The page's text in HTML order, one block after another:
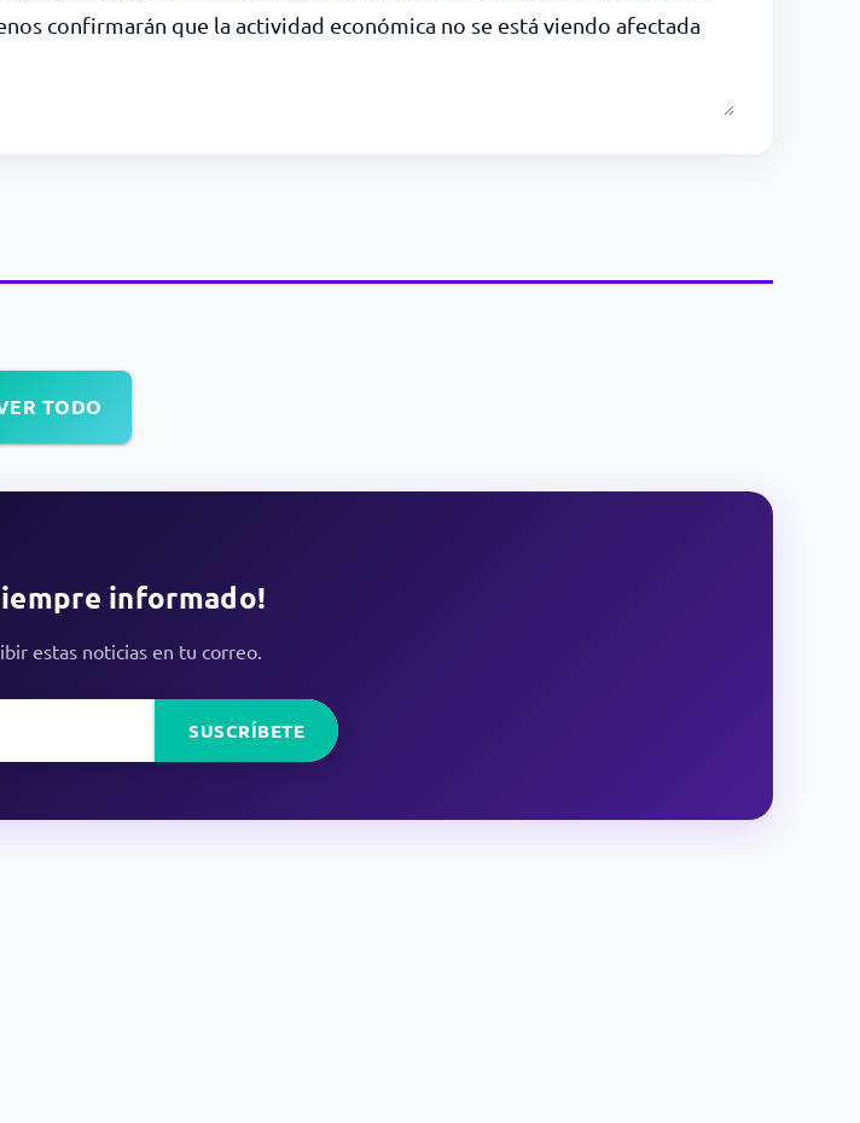
confirmarán que la actividad económica no se está viendo afectada
TODO
informado!
estas noticias en tu correo.
SUSCRÍBETE